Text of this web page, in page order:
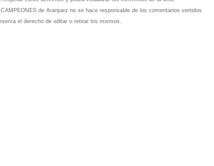
de Aranjuez no se hace responsable de los comentarios vertidos
el derecho de editar o retirar los mismos.